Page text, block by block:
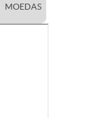
MOEDAS